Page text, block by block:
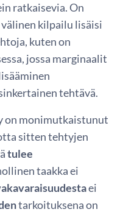
ratkaisevia. On
kilpailu lisäisi
kuten on
jossa marginaalit
tehtävä.
on monimutkaistunut
sitten tehtyjen
tulee
taakka ei
ei
tarkoituksena on